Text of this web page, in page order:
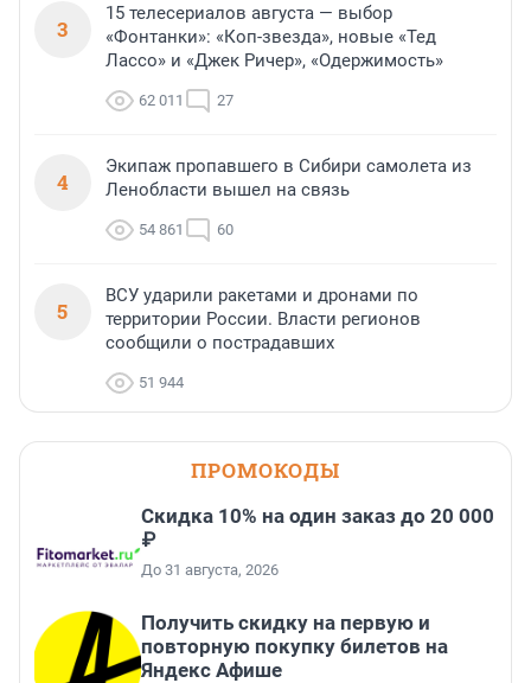
3
15 телесериалов августа — выбор
«Фонтанки»: «Коп-звезда», новые «Тед
Лассо» и «Джек Ричер», «Одержимость»
62 011 27
4
Экипаж пропавшего в Сибири самолета из
Ленобласти вышел на связь
54 861 60
5
ВСУ ударили ракетами и дронами по
территории России. Власти регионов
сообщили о пострадавших
51 944
ПРОМОКОДЫ
Скидка 10% на один заказ до 20 000
₽
До 31 августа, 2026
Получить скидку на первую и
повторную покупку билетов на
Яндекс Афише